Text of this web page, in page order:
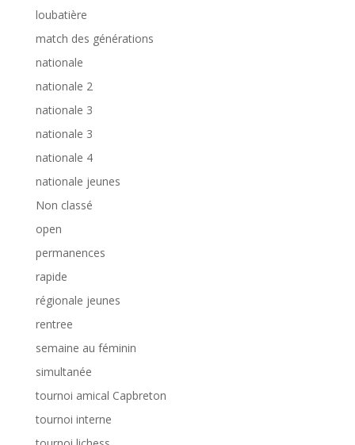
loubatière
match des générations
nationale
nationale 2
nationale 3
nationale 3
nationale 4
nationale jeunes
Non classé
open
permanences
rapide
régionale jeunes
rentree
semaine au féminin
simultanée
tournoi amical Capbreton
tournoi interne